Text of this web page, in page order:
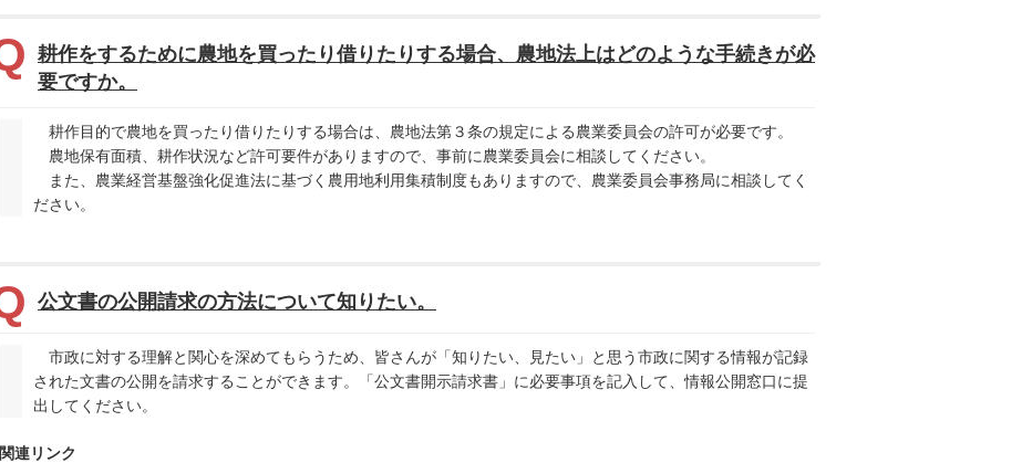
耕作をするために農地を買ったり借りたりする場合、農地法上はどのような手続きが必
要ですか。
耕作目的で農地を買ったり借りたりする場合は、農地法第３条の規定による農業委員会の許可が必要です。
農地保有面積、耕作状況など許可要件がありますので、事前に農業委員会に相談してください。
また、農業経営基盤強化促進法に基づく農用地利用集積制度もありますので、農業委員会事務局に相談してく
ださい。
公文書の公開請求の方法について知りたい。
市政に対する理解と関心を深めてもらうため、皆さんが「知りたい、見たい」と思う市政に関する情報が記録
された文書の公開を請求することができます。「公文書開示請求書」に必要事項を記入して、情報公開窓口に提
出してください。
関連リンク